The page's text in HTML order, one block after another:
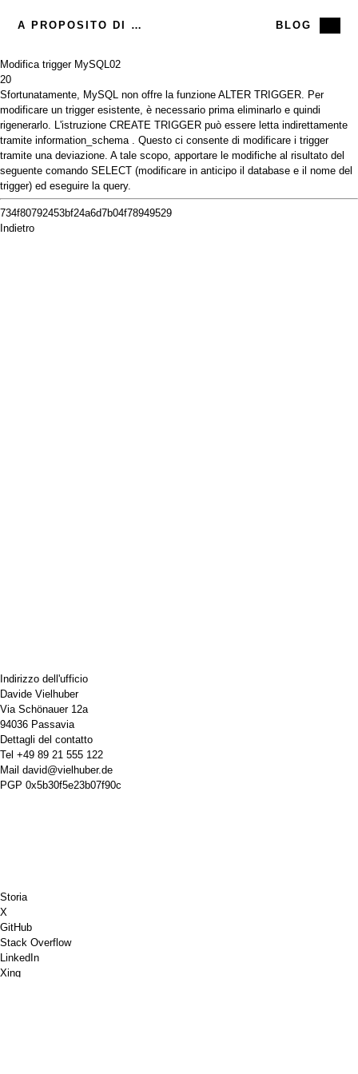
A PROPOSITO DI ME BLOG
Modifica trigger MySQL 02
20
Sfortunatamente, MySQL non offre la funzione ALTER TRIGGER. Per
modificare un trigger esistente, è necessario prima eliminarlo e quindi
rigenerarlo. L'istruzione CREATE TRIGGER può essere letta indirettamente
tramite information_schema . Questo ci consente di modificare i trigger
tramite una deviazione. A tale scopo, apportare le modifiche al risultato del
seguente comando SELECT (modificare in anticipo il database e il nome del
trigger) ed eseguire la query.
734f80792453bf24a6d7b04f78949529
Indietro
Indirizzo dell'ufficio
Davide Vielhuber
Via Schönauer 12a
94036 Passavia
Dettagli del contatto
Tel +49 89 21 555 122
Mail david@vielhuber.de
PGP 0x5b30f5e23b07f90c
Storia
X
GitHub
Stack Overflow
LinkedIn
Xing